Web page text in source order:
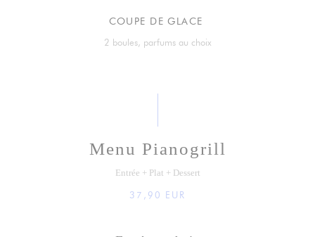
COUPE DE GLACE
2 boules, parfums au choix
Menu Pianogrill
Entrée + Plat + Dessert
37,90 EUR